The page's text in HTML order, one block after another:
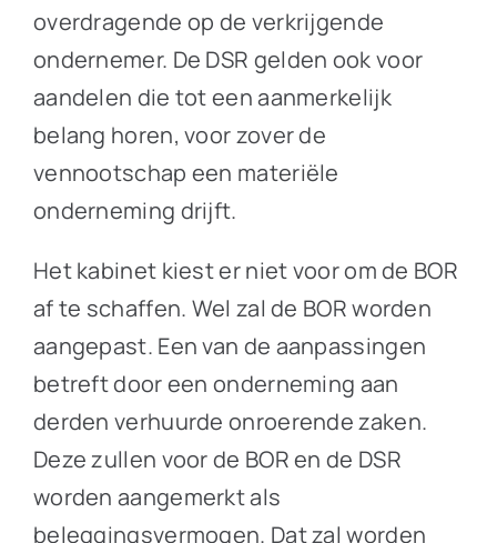
overdragende op de verkrijgende
ondernemer. De DSR gelden ook voor
aandelen die tot een aanmerkelijk
belang horen, voor zover de
vennootschap een materiële
onderneming drijft.
Het kabinet kiest er niet voor om de BOR
af te schaffen. Wel zal de BOR worden
aangepast. Een van de aanpassingen
betreft door een onderneming aan
derden verhuurde onroerende zaken.
Deze zullen voor de BOR en de DSR
worden aangemerkt als
beleggingsvermogen. Dat zal worden